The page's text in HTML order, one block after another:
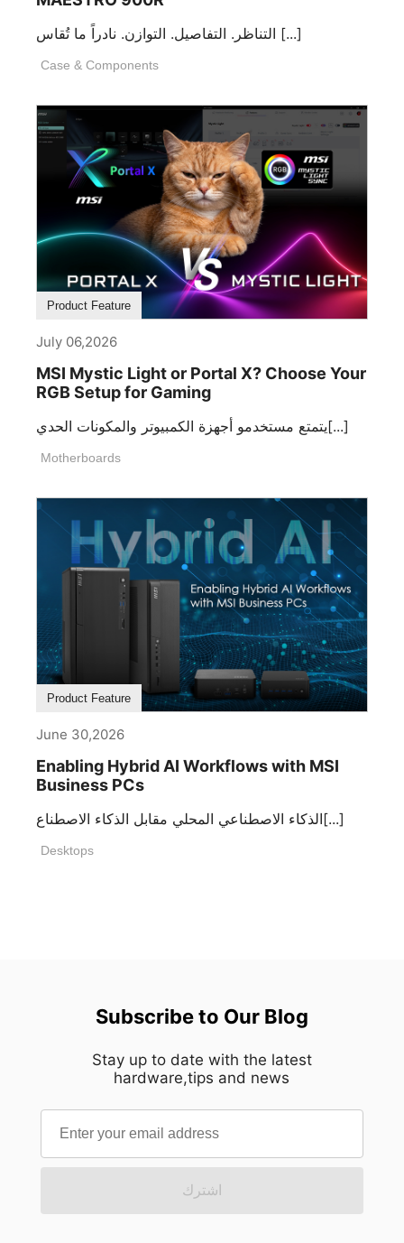
التناظر. التفاصيل. التوازن. نادراً ما تُقاس [...]
Case & Components
Product Feature
July 06,2026
MSI Mystic Light or Portal X? Choose Your
RGB Setup for Gaming
يتمتع مستخدمو أجهزة الكمبيوتر والمكونات الحدي[...]
Motherboards
Product Feature
June 30,2026
Enabling Hybrid AI Workflows with MSI
Business PCs
الذكاء الاصطناعي المحلي مقابل الذكاء الاصطناع[...]
Desktops
Subscribe to Our Blog
Stay up to date with the latest
hardware,tips and news
اشترك